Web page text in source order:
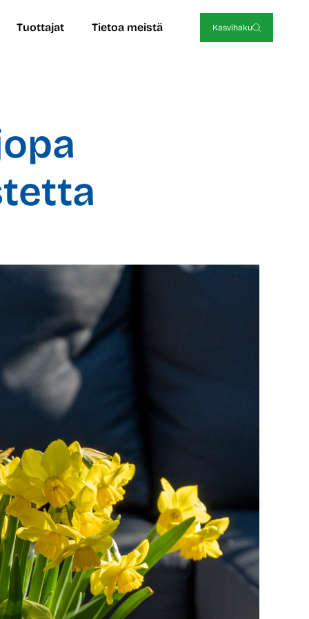
Tuottajat Tietoa meistä Kasvihaku